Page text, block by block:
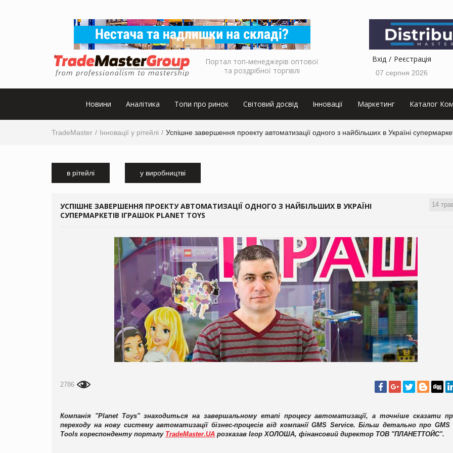
Портал топ-менеджерів оптової
та роздрібної торгівлі
Вхід Реєстрація
07 серпня 2026
Новини Аналітика Топи про ринок Світовий досвід Інновації Маркетинг Каталог
TradeMaster Інновації у рітейлі Успішне завершення проекту автоматизації одного з найбільших в Україні
в рітейлі у виробництві
14
УСПІШНЕ ЗАВЕРШЕННЯ ПРОЕКТУ АВТОМАТИЗАЦІЇ ОДНОГО З НАЙБІЛЬШИХ В УКРАЇНІ
СУПЕРМАРКЕТІВ ІГРАШОК PLANET TOYS
2786
Компанія "Planet Toys" знаходиться на завершальному етапі процесу автоматизації, а точніше сказати
переходу на нову систему автоматизації бізнес-процесів від компанії GMS Service. Більш детально про GMS
Tools кореспонденту порталу TradeMaster.UA розказав Ігор ХОЛОША, фінансовий директор ТОВ "ПЛАНЕТТОЙС".